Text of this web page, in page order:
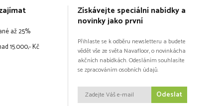
až 25%
15.000,- Kč
Získávejte speciální nabídky a
novinky jako první
Přihlaste se k odběru newsletteru a budete
vědět vše ze světa Navafloor, o novinkácha
akčních nabídkách. Odesláním souhlasíte
se zpracováním osobních údajů.
Odeslat